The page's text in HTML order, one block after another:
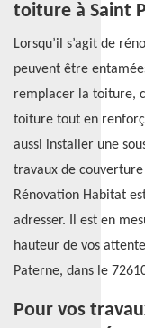
toiture à Saint
Lorsqu’il s’agit de
peuvent être
remplacer la toiture,
toiture tout en
aussi installer une
travaux de
Rénovation Habitat
adresser. Il est en
hauteur de vos
Paterne, dans le
Pour vos